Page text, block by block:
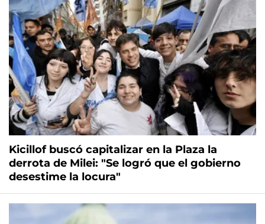
Kicillof buscó capitalizar en la Plaza la
derrota de Milei: "Se logró que el gobierno
desestime la locura"